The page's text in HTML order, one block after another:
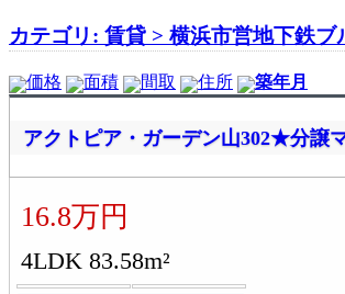
カテゴリ: 賃貸 > 横浜市営地下鉄
価格 面積 間取 住所 築年月
アクトピア・ガーデン山302★分譲
16.8万円
4LDK 83.58m²